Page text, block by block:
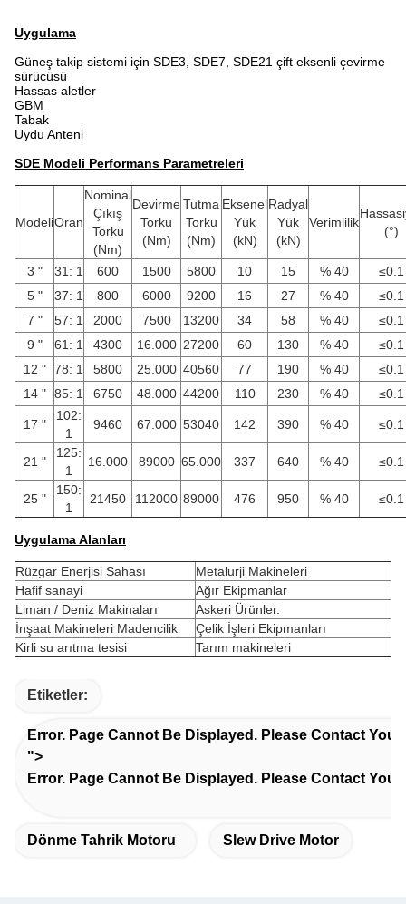
Uygulama
Güneş takip sistemi için SDE3, SDE7, SDE21 çift eksenli çevirme
sürücüsü
Hassas aletler
GBM
Tabak
Uydu Anteni
SDE Modeli Performans Parametreleri
ModeliOran
Nominal
Çıkış
Torku
(Nm)
Devirme
Torku
(Nm)
Tutma
Torku
(Nm)
Eksenel
Yük
(kN)
Radyal
Yük
(kN)
Verimlilik
(°)
3 " 31: 1 600 1500 5800 10 15 % 40
≤0.1
5 "
37: 1 800 6000 9200 16 27 % 40
≤0.1
7 "
57: 1 2000 7500 13200 34 58 % 40
≤0.1
9 "
61: 1 4300 16.000 27200 60 130 % 40
≤0.1
12 " 78: 1 5800 25.000 40560 77 190 % 40
≤0.1
14 " 85: 1 6750 48.000 44200 110 230 % 40 ≤0.1
17 "
102:
1
9460 67.000 53040 142 390 % 40 ≤0.1
21 "
125:
1
16.000 89000 65.000 337 640 % 40 ≤0.1
25 "
150:
1
21450 112000 89000 476 950 % 40 ≤0.1
Uygulama Alanları
Rüzgar Enerjisi Sahası
Metalurji Makineleri
Hafif sanayi
Ağır Ekipmanlar
Liman / Deniz Makinaları
Askeri Ürünler.
İnşaat Makineleri Madencilik
Çelik İşleri Ekipmanları
Kirli su arıtma tesisi
Tarım makineleri
Etiketler:
Error. Page Cannot Be Displayed. Please Contact
">
Error. Page Cannot Be Displayed. Please Contact
Dönme Tahrik Motoru Slew Drive Motor